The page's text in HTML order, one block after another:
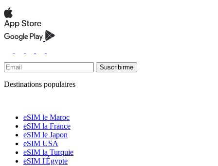
Suscribirme
Destinations populaires
eSIM le Maroc
eSIM la France
eSIM le Japon
eSIM USA
eSIM la Turquie
eSIM l'Égypte